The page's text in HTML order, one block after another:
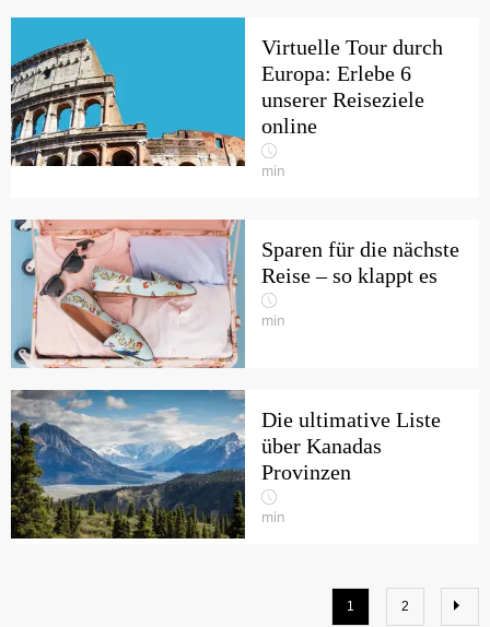
Virtuelle Tour durch
Europa: Erlebe 6
unserer Reiseziele
online
min
Sparen für die nächste
Reise – so klappt es
min
Die ultimative Liste
über Kanadas
Provinzen
min
1 2